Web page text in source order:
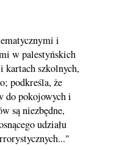
i
w palestyńskich
kartach szkolnych,
podkreśla, że
do pokojowych i
są niezbędne,
udziału